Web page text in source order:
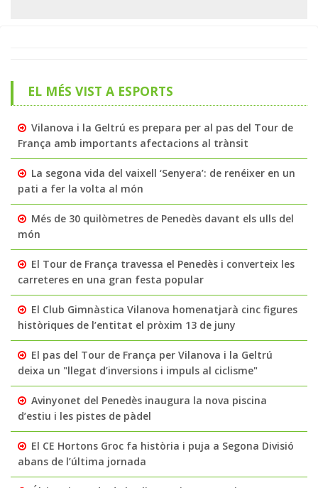
EL MÉS VIST A ESPORTS
Vilanova i la Geltrú es prepara per al pas del Tour de
França amb importants afectacions al trànsit
La segona vida del vaixell ‘Senyera’: de renéixer en un
pati a fer la volta al món
Més de 30 quilòmetres de Penedès davant els ulls del
món
El Tour de França travessa el Penedès i converteix les
carreteres en una gran festa popular
El Club Gimnàstica Vilanova homenatjarà cinc figures
històriques de l’entitat el pròxim 13 de juny
El pas del Tour de França per Vilanova i la Geltrú
deixa un "llegat d’inversions i impuls al ciclisme"
Avinyonet del Penedès inaugura la nova piscina
d’estiu i les pistes de pàdel
El CE Hortons Groc fa història i puja a Segona Divisió
abans de l’última jornada